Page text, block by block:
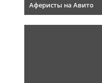
Аферисты на Авито